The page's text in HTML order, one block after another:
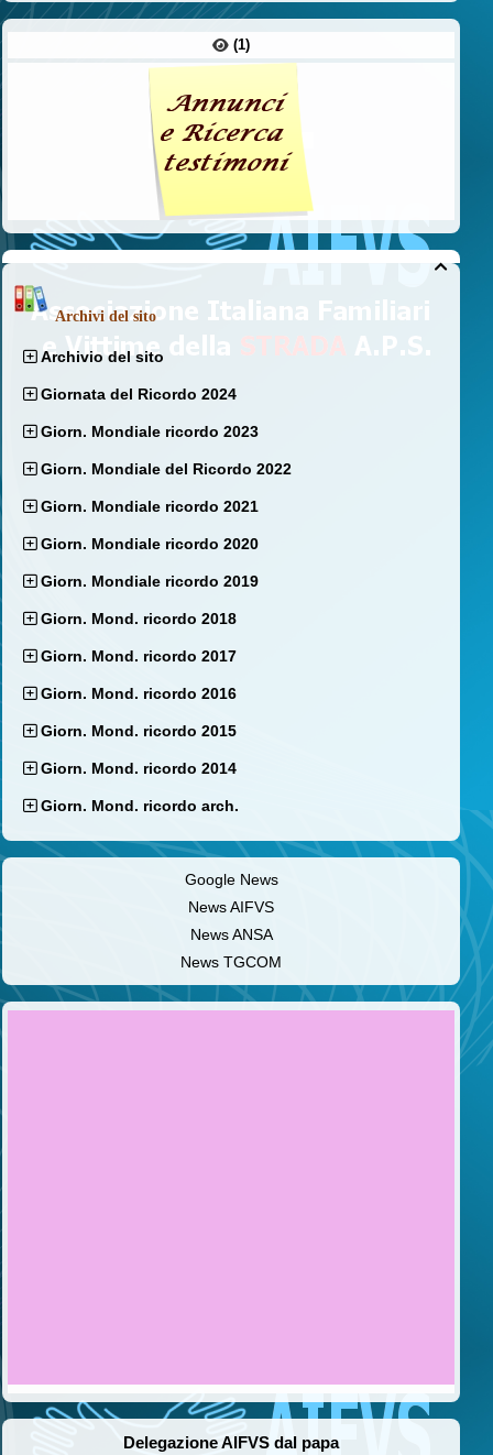
(1)

Archivi del sito
Archivio del sito
Giornata del Ricordo 2024
Giorn. Mondiale ricordo 2023
Giorn. Mondiale del Ricordo 2022
Giorn. Mondiale ricordo 2021
Giorn. Mondiale ricordo 2020
Giorn. Mondiale ricordo 2019
Giorn. Mond. ricordo 2018
Giorn. Mond. ricordo 2017
Giorn. Mond. ricordo 2016
Giorn. Mond. ricordo 2015
Giorn. Mond. ricordo 2014
Giorn. Mond. ricordo arch.
Google News
News AIFVS
News ANSA
News TGCOM
Delegazione AIFVS dal papa